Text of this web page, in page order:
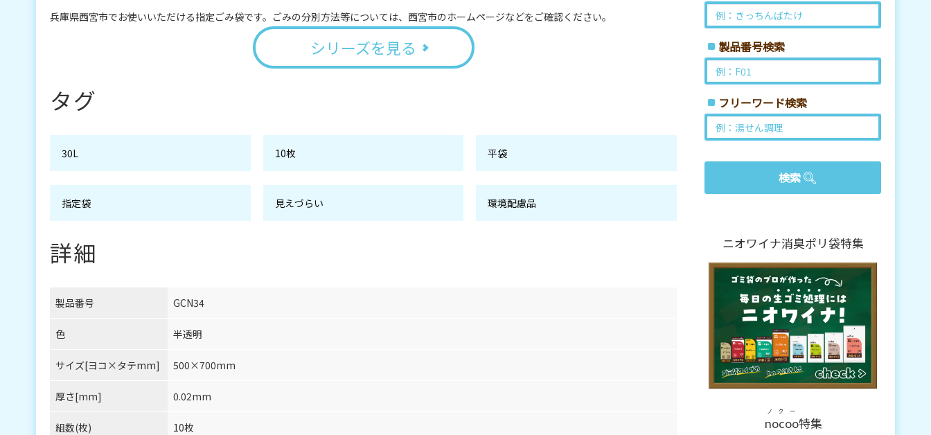
兵庫県西宮市でお使いいただける指定ごみ袋です。ごみの分別方法等については、西宮市のホームページなどをご確認ください。
シリーズを見る
タグ
30L 10枚 平袋
指定袋 見えづらい 環境配慮品
詳細
製品番号 GCN34
色 半透明
サイズ[ヨコ×タテmm] 500×700mm
厚さ[mm] 0.02mm
組数(枚) 10枚
製品番号検索
フリーワード検索
ニオワイナ消臭ポリ袋特集
nocoo
ノクー
特集